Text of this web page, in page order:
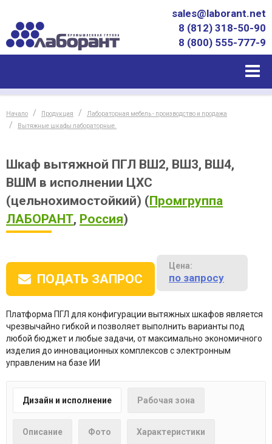
sales@laborant.net
8 (812) 318-50-90
8 (800) 555-777-9
Начало Продукция
Лабораторная мебель - производство и продажа
Вытяжные шкафы лабораторные.
Шкаф вытяжной ПГЛ ВШ2, ВШ3, ВШ4,
ВШМ в исполнении ЦХС
(цельнохимостойкий) (Промгруппа
ЛАБОРАНТ, Россия)
ПОДАТЬ ЗАПРОС
Цена:
по запросу
Платформа ПГЛ для конфигурации вытяжных шкафов является
чрезвычайно гибкой и позволяет выполнить варианты под
любой бюджет и любые задачи, от максимально экономичного
изделия до инновационных комплексов с электронным
управленим на базе ИИ
Дизайн и исполнение Рабочая зона
Описание Фото Характеристики